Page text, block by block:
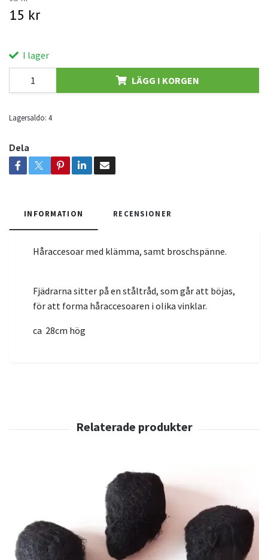
15 kr
I lager
LÄGG I KORGEN
Lagersaldo: 4
Dela
INFORMATION RECENSIONER
Håraccesoar med klämma, samt broschspänne.
Fjädrarna sitter på en ståltråd, som går att böjas,
för att forma håraccesoaren i olika vinklar.
ca 28cm hög